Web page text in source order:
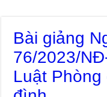
Bài giảng
76/2023/
Luật